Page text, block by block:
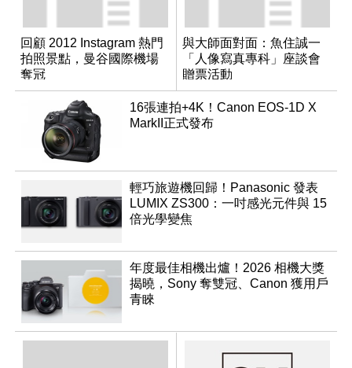
回顧 2012 Instagram 熱門
拍照景點，曼谷國際機場
奪冠
與大師面對面：魚住誠一
「人像寫真專科」座談會
贈票活動
16張連拍+4K！Canon EOS-1D X
MarkII正式發布
輕巧旅遊機回歸！Panasonic 發表
LUMIX ZS300：一吋感光元件與 15
倍光學變焦
年度最佳相機出爐！2026 相機大獎
揭曉，Sony 奪雙冠、Canon 獲用戶
青睞